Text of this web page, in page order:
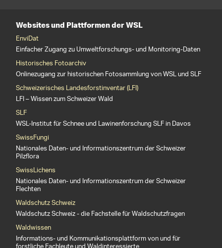
Websites und Plattformen der WSL
EnviDat
Einfacher Zugang zu Umweltforschungs- und Monitoring-Daten
Historisches Fotoarchiv
Onlinezugang zur historischen Fotosammlung von WSL und SLF
Schweizerisches Landesforstinventar (LFI)
LFI – Wissen zum Schweizer Wald
SLF
WSL-Institut für Schnee und Lawinenforschung SLF in Davos
SwissFungi
Nationales Daten- und Informationszentrum der Schweizer
Pilzflora
SwissLichens
Nationales Daten- und Informationszentrum der Schweizer
Flechten
Waldschutz Schweiz
Waldschutz Schweiz - die Fachstelle für Waldschutzfragen
Waldwissen
Informations- und Kommunikationsplattform von und für